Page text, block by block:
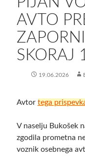
AVTO
SKORAJ
19.06.2026
Avtor tega
V naselju Bukošek
zgodila prometna
voznik osebnega